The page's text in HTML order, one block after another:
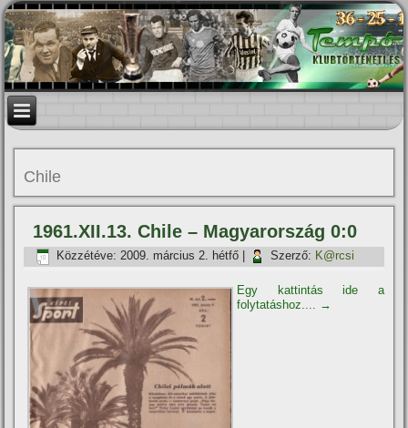
Chile
1961.XII.13. Chile – Magyarország 0:0
Közzétéve: 2009. március 2. hétfő Szerző: K@rcsi
Egy kattintás ide a
folytatáshoz.... →